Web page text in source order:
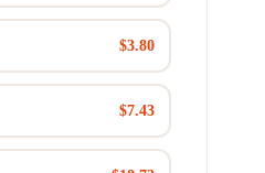
$3.80
$7.43